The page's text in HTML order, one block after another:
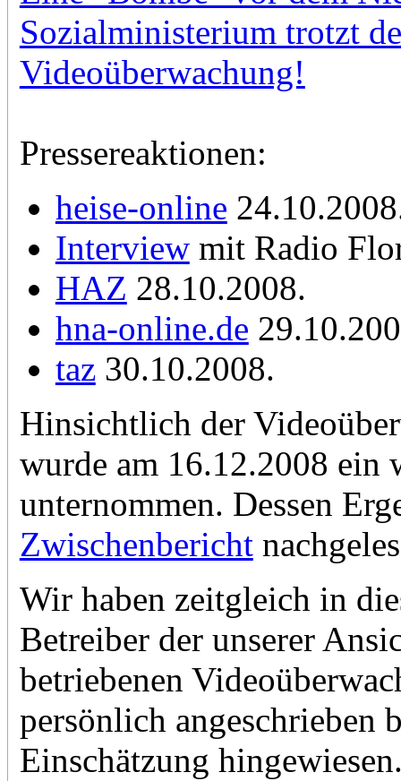
Sozialministerium trotzt
Videoüberwachung!
Pressereaktionen:
heise-online
Interviewmit Radio
HAZ 28.10.2008.
hna-online.de
taz30.10.2008.
Hinsichtlich der
wurde am 16.12.2008 ein
unternommen. Dessen
Zwischenbericht
Wir haben zeitgleich in
Betreiber der unserer
betriebenen
persönlich angeschrieben
Einschätzung